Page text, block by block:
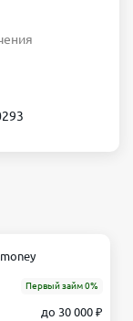
Первый займ 0%
до 30 000 ₽